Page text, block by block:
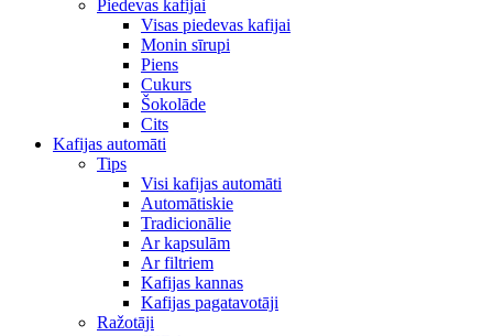
Piedevas kafijai
Visas piedevas kafijai
Monin sīrupi
Piens
Cukurs
Šokolāde
Cits
Kafijas automāti
Tips
Visi kafijas automāti
Automātiskie
Tradicionālie
Ar kapsulām
Ar filtriem
Kafijas kannas
Kafijas pagatavotāji
Ražotāji